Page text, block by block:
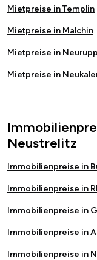
Mietpreise in Templin
Mietpreise in Malchin
Mietpreise in
Mietpreise in
Neustrelitz
Immobilienpreise in
Immobilienpreise in
Immobilienpreise in
Immobilienpreise in
Immobilienpreise in